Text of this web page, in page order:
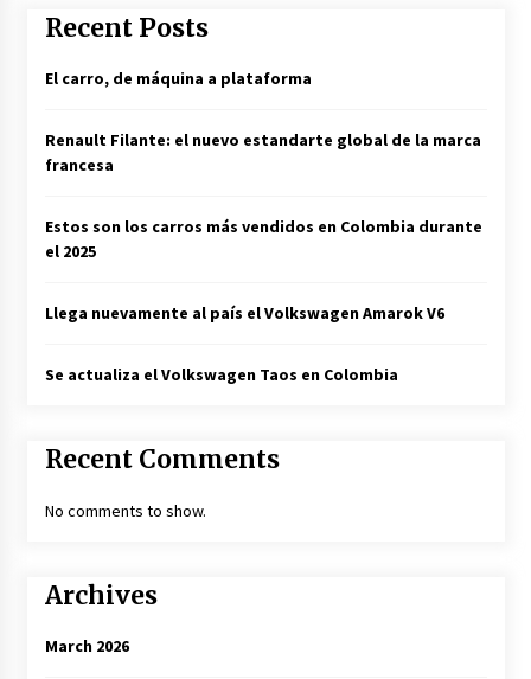
Recent Posts
El carro, de máquina a plataforma
Renault Filante: el nuevo estandarte global de la marca
francesa
Estos son los carros más vendidos en Colombia durante
el 2025
Llega nuevamente al país el Volkswagen Amarok V6
Se actualiza el Volkswagen Taos en Colombia
Recent Comments
No comments to show.
Archives
March 2026